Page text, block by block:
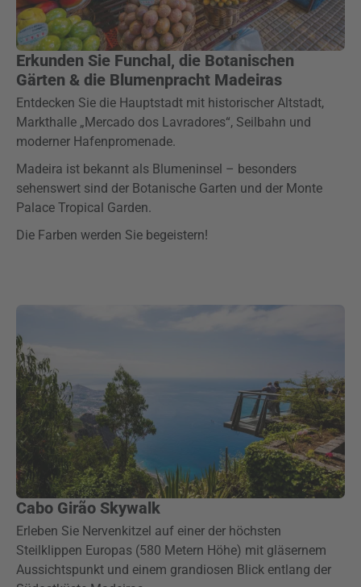
Erkunden Sie Funchal, die Botanischen
Gärten & die Blumenpracht Madeiras
Entdecken Sie die Hauptstadt mit historischer Altstadt,
Markthalle „Mercado dos Lavradores“, Seilbahn und
moderner Hafenpromenade.
Madeira ist bekannt als Blumeninsel – besonders
sehenswert sind der Botanische Garten und der Monte
Palace Tropical Garden.
Die Farben werden Sie begeistern!
Cabo Girão Skywalk
Erleben Sie Nervenkitzel auf einer der höchsten
Steilklippen Europas (580 Metern Höhe) mit gläsernem
Aussichtspunkt und einem grandiosen Blick entlang der